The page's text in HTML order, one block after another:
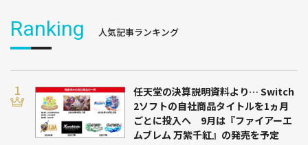
Ranking 人気記事ランキング
任天堂の決算説明資料より… Switch
2ソフトの自社商品タイトルを1ヵ月
ごとに投入へ 9月は『ファイアーエ
ムブレム 万紫千紅』の発売を予定